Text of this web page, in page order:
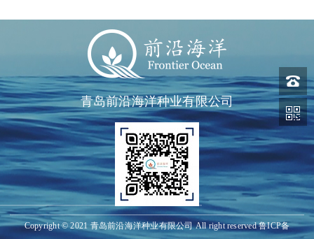
青岛前沿海洋种业有限公司
Copyright © 2021 青岛前沿海洋种业有限公司 All right reserved鲁ICP备